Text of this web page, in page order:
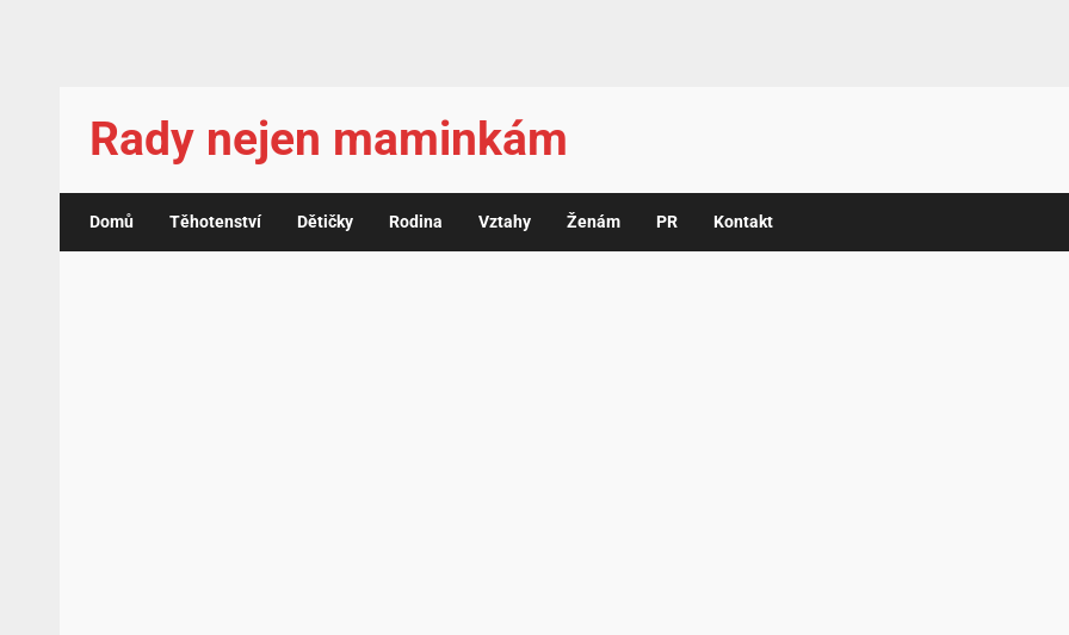
Rady nejen maminkám
Domů Těhotenství Dětičky Rodina Vztahy Ženám PR Kontakt